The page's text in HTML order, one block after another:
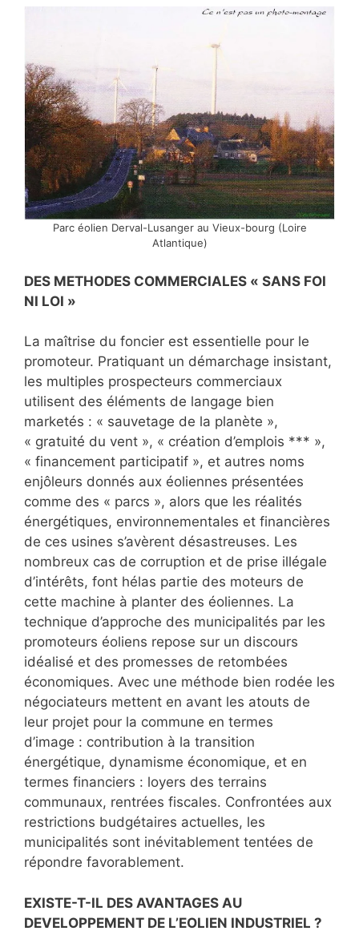
Parc éolien Derval-Lusanger au Vieux-bourg (Loire
Atlantique)
DES METHODES COMMERCIALES « SANS FOI
NI LOI »
La maîtrise du foncier est essentielle pour le
promoteur. Pratiquant un démarchage insistant,
les multiples prospecteurs commerciaux
utilisent des éléments de langage bien
marketés : « sauvetage de la planète »,
« gratuité du vent », « création d’emplois *** »,
« financement participatif », et autres noms
enjôleurs donnés aux éoliennes présentées
comme des « parcs », alors que les réalités
énergétiques, environnementales et financières
de ces usines s’avèrent désastreuses. Les
nombreux cas de corruption et de prise illégale
d’intérêts, font hélas partie des moteurs de
cette machine à planter des éoliennes. La
technique d’approche des municipalités par les
promoteurs éoliens repose sur un discours
idéalisé et des promesses de retombées
économiques. Avec une méthode bien rodée les
négociateurs mettent en avant les atouts de
leur projet pour la commune en termes
d’image : contribution à la transition
énergétique, dynamisme économique, et en
termes financiers : loyers des terrains
communaux, rentrées fiscales. Confrontées aux
restrictions budgétaires actuelles, les
municipalités sont inévitablement tentées de
répondre favorablement.
EXISTE-T-IL DES AVANTAGES AU
DEVELOPPEMENT DE L’EOLIEN INDUSTRIEL ?